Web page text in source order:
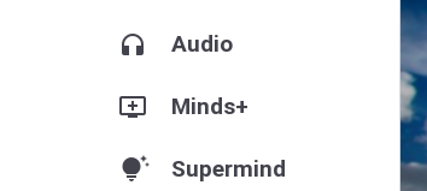
headphones Audio
add_to_queue Minds+
tips_and_updates Supermind